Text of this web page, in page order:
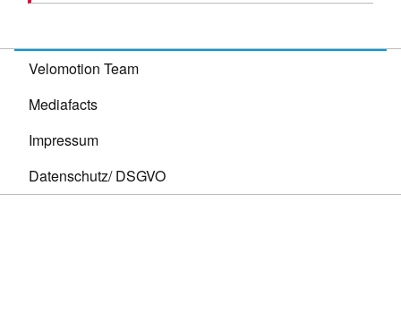
Velomotion Team
Mediafacts
Impressum
Datenschutz/ DSGVO